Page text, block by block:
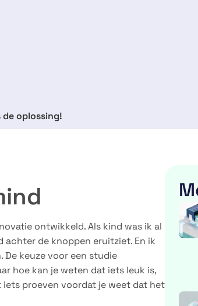
oplossing!
ontwikkeld. Als kind was ik al
achter de knoppen eruitziet. En ik
keuze voor een studie
hoe kan je weten dat iets leuk is,
proeven voordat je weet dat het